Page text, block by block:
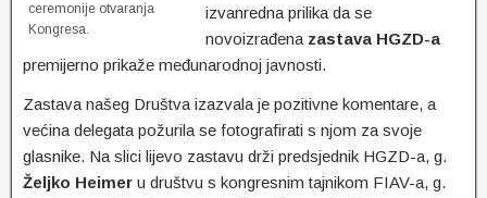
ceremonije otvaranja
Kongresa.
izvanredna prilika da se
novoizrađena zastava HGZD-a
premijerno prikaže međunarodnoj javnosti.
Zastava našeg Društva izazvala je pozitivne komentare, a
većina delegata požurila se fotografirati s njom za svoje
glasnike. Na slici lijevo zastavu drži predsjednik HGZD-a, g.
Željko Heimer u društvu s kongresnim tajnikom FIAV-a, g.